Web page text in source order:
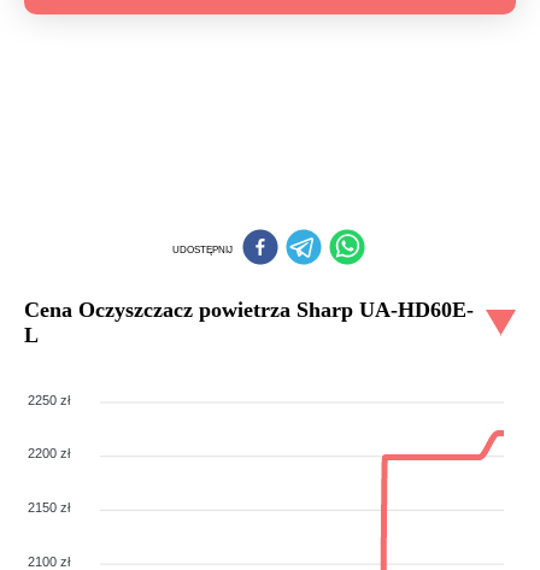
UDOSTĘPNIJ
Cena Oczyszczacz powietrza Sharp UA-HD60E-
L
2250 zł
2200 zł
2150 zł
2100 zł